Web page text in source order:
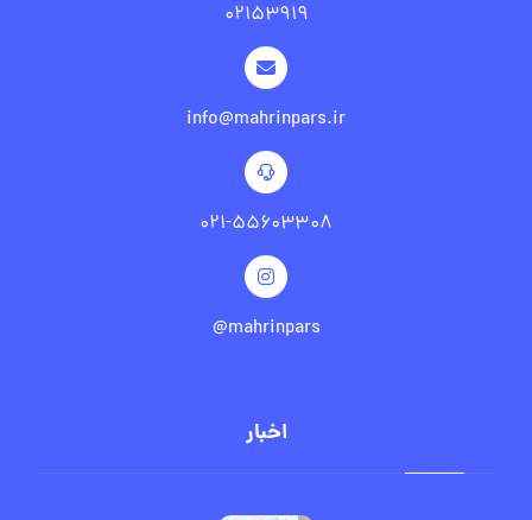
۰۲۱۵۳۹۱۹
info@mahrinpars.ir
۰۲۱-۵۵۶۰۳۳۰۸
mahrinpars@
اخبار